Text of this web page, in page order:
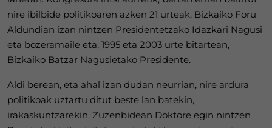
nire ibilbide politikoaren azken 21 urteak, Bizkaiko Foru
Aldundian izan nintzen Presidentetzako Idazkari Nagusi
eta bozeramaile eta, 1995 eta 2003 urte bitartean,
Bizkaiko Batzar Nagusietako Presidente.
Aldi berean, eta ahal izan dudan neurrian, nire ardura
politikoak uztartu ditut beste lan batekin,
irakaskuntzarekin. Zuzenbidean Doktore egin nintzen